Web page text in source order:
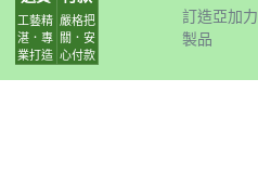
工藝精
湛．專
業打造
嚴格把
關．安
心付款
訂造亞加力
製品